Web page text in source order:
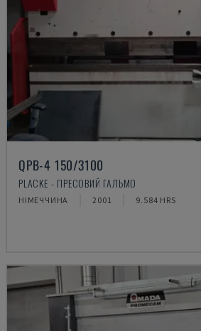
QPB-4 150/3100
PLACKE - ПРЕСОВИЙ ГАЛЬМО
НІМЕЧЧИНА 2001 9.584 HRS